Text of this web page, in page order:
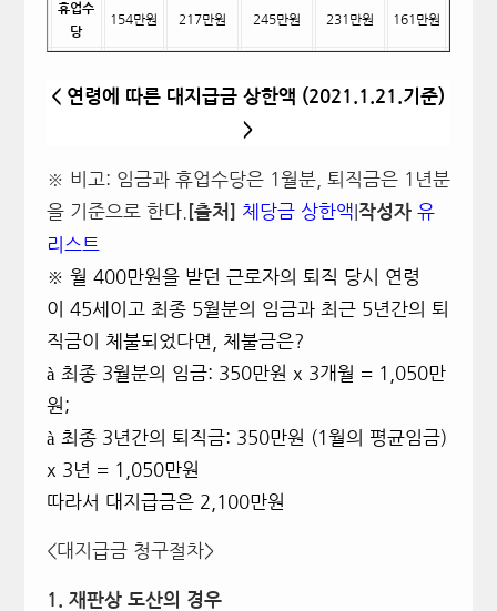
휴업수
당
154만원 217만원 245만원 231 만원 161 만원
< 연령에 따른 대지급금 상한액 (2021.1.21.기준)
>
※ 비고: 임금과 휴업수당은 1월분, 퇴직금은 1년분
을 기준으로 한다.
출처] 체당금 상한액 작성자 유
리스트
※ 월 400만원을 받던 근로자의 퇴직 당시 연령
이 45세이고 최종 5월분의 임금과 최근 5년간의 퇴
직금이 체불되었다면, 체불금은?
à 최종 3월분의 임금: 350만원 x 3개월 = 1,050만
원;
à 최종 3년간의 퇴직금: 350만원 (1월의 평균임금)
x 3년 = 1,050만원
따라서 대지급금은 2,100만원
<대지급금 청구절차>
1. 재판상 도산의 경우